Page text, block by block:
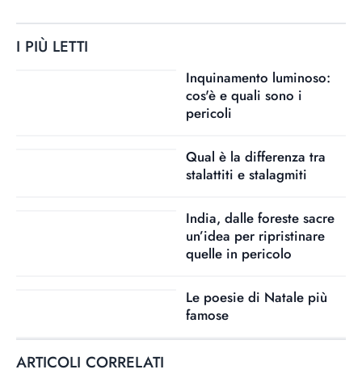
I PIÙ LETTI
Inquinamento luminoso:
cos'è e quali sono i
pericoli
Qual è la differenza tra
stalattiti e stalagmiti
India, dalle foreste sacre
un’idea per ripristinare
quelle in pericolo
Le poesie di Natale più
famose
ARTICOLI CORRELATI